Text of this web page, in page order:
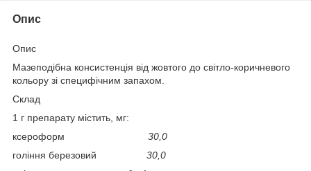
Опис
Опис
Мазеподібна консистенція від жовтого до світло-коричневого
кольору зі специфічним запахом.
Склад
1 г препарату містить, мг:
ксероформ
30,0
гоління березовий 30,0